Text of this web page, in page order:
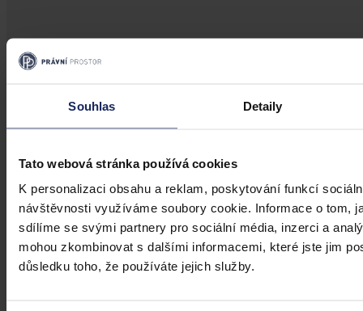
Souhlas Detaily
Tato webová stránka používá cookies
K personalizaci obsahu a reklam, poskytování funkcí
návštěvnosti využíváme soubory cookie. Informace o tom,
sdílíme se svými partnery pro sociální média, inzerci a
mohou zkombinovat s dalšími informacemi, které jste jim
důsledku toho, že používáte jejich služby.